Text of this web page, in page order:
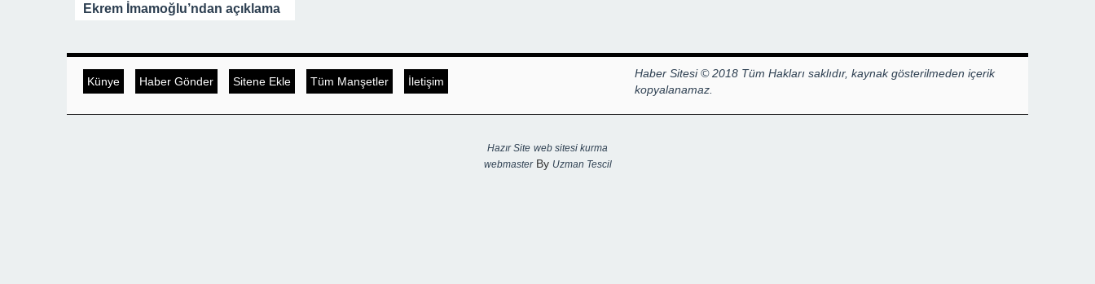
Ekrem İmamoğlu’ndan açıklama
Künye Haber Gönder Sitene Ekle Tüm Manşetler İletişim
Haber Sitesi © 2018 Tüm Hakları saklıdır, kaynak gösterilmeden içerik
kopyalanamaz.
Hazır Site web sitesi kurma
webmasterBy Uzman Tescil